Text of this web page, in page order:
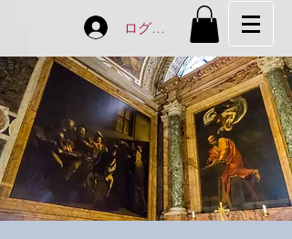
ログイン